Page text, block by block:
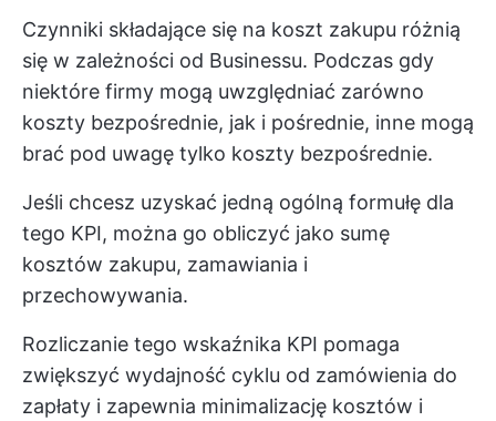
Czynniki składające się na koszt zakupu różnią
się w zależności od Businessu. Podczas gdy
niektóre firmy mogą uwzględniać zarówno
koszty bezpośrednie, jak i pośrednie, inne mogą
brać pod uwagę tylko koszty bezpośrednie.
Jeśli chcesz uzyskać jedną ogólną formułę dla
tego KPI, można go obliczyć jako sumę
kosztów zakupu, zamawiania i
przechowywania.
Rozliczanie tego wskaźnika KPI pomaga
zwiększyć wydajność cyklu od zamówienia do
zapłaty i zapewnia minimalizację kosztów i